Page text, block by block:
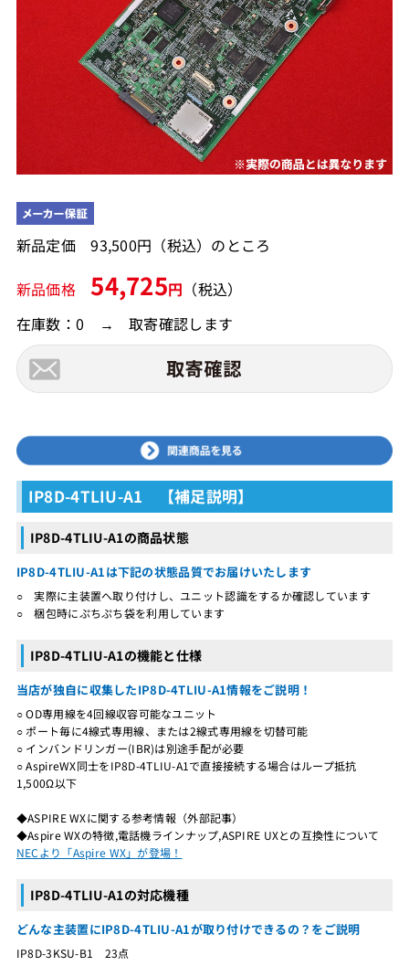
新品定価 93,500円（税込）のところ
新品価格54,725円 （税込）
在庫数：0 → 取寄確認します
IP8D-4TLIU-A1 【補足説明】
IP8D-4TLIU-A1の商品状態
IP8D-4TLIU-A1は下記の状態品質でお届けいたします
○ 実際に主装置へ取り付けし、ユニット認識をするか確認しています
○ 梱包時にぷちぷち袋を利用しています
IP8D-4TLIU-A1の機能と仕様
当店が独自に収集したIP8D-4TLIU-A1情報をご説明！
○ OD専用線を4回線収容可能なユニット
○ ポート毎に4線式専用線、または2線式専用線を切替可能
○ インバンドリンガー(IBR)は別途手配が必要
○ AspireWX同士をIP8D-4TLIU-A1で直接接続する場合はループ抵抗
1,500Ω以下
◆ASPIRE WXに関する参考情報（外部記事）
◆Aspire WXの特徴,電話機ラインナップ,ASPIRE UXとの互換性について
NECより「Aspire WX」が登場！
IP8D-4TLIU-A1の対応機種
どんな主装置にIP8D-4TLIU-A1が取り付けできるの？をご説明
IP8D-3KSU-B1 23点